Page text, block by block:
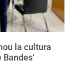
la cultura